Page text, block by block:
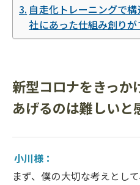
自走化トレーニングで
社にあった仕組み創りが
新型コロナをきっか
あげるのは難しいと
小川様：
まず、僕の大切な考えとし